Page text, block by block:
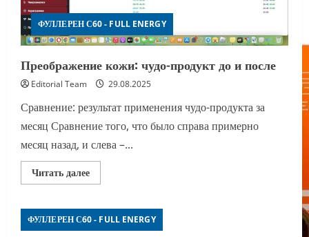
ФУЛЛЕРЕН С60 - FULL ENERGY
Преображение кожи: чудо-продукт до и после
Editorial Team 29.08.2025
Сравнение: результат применения чудо-продукта за
месяц Сравнение того, что было справа примерно
месяц назад, и слева –...
Читать далееПрочитать
больше
кожи:
чудо-
продукт
ФУЛЛЕРЕН С60 - FULL ENERGY